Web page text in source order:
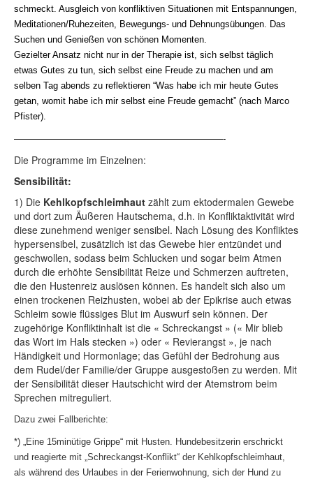
schmeckt. Ausgleich von konfliktiven Situationen mit Entspannungen,
Meditationen/Ruhezeiten, Bewegungs- und Dehnungsübungen. Das
Suchen und Genießen von schönen Momenten.
Gezielter Ansatz nicht nur in der Therapie ist, sich selbst täglich
etwas Gutes zu tun, sich selbst eine Freude zu machen und am
selben Tag abends zu reflektieren “Was habe ich mir heute Gutes
getan, womit habe ich mir selbst eine Freude gemacht” (nach Marco
Pfister).
———————————————————————-
Die Programme im Einzelnen:
Sensibilität:
1) Die Kehlkopfschleimhaut zählt zum ektodermalen Gewebe
und dort zum Äußeren Hautschema, d.h. in Konfliktaktivität wird
diese zunehmend weniger sensibel. Nach Lösung des Konfliktes
hypersensibel, zusätzlich ist das Gewebe hier entzündet und
geschwollen, sodass beim Schlucken und sogar beim Atmen
durch die erhöhte Sensibilität Reize und Schmerzen auftreten,
die den Hustenreiz auslösen können. Es handelt sich also um
einen trockenen Reizhusten, wobei ab der Epikrise auch etwas
Schleim sowie flüssiges Blut im Auswurf sein können. Der
zugehörige Konfliktinhalt ist die « Schreckangst » (« Mir blieb
das Wort im Hals stecken ») oder « Revierangst », je nach
Händigkeit und Hormonlage; das Gefühl der Bedrohung aus
dem Rudel/der Familie/der Gruppe ausgestoßen zu werden. Mit
der Sensibilität dieser Hautschicht wird der Atemstrom beim
Sprechen mitreguliert.
Dazu zwei Fallberichte:
*) „Eine 15minütige Grippe“ mit Husten. Hundebesitzerin erschrickt
und reagierte mit „Schreckangst-Konflikt“ der Kehlkopfschleimhaut,
als während des Urlaubes in der Ferienwohnung, sich der Hund zu